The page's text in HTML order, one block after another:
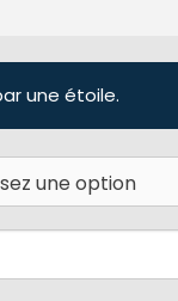
une étoile.